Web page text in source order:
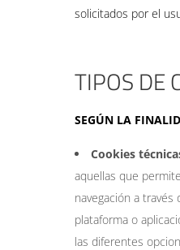
solicitados por el
TIPOS DE
SEGÚN LA
Cookies
aquellas que
navegación a través
plataforma o
las diferentes